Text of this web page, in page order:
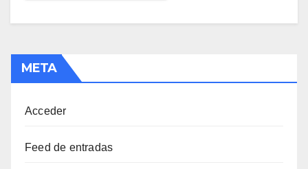
META
Acceder
Feed de entradas